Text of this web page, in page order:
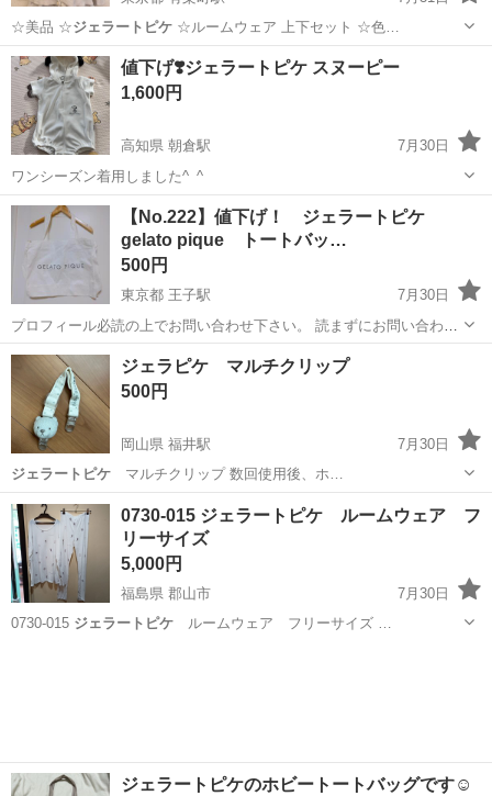
☆美品 ☆ジェラートピケ☆ルームウェア 上下セット ☆色…
東京 千代田区 有楽町駅 その他
値下げ❣️ジェラートピケ スヌーピー
1,600円
高知県 朝倉駅
7月30日
ワンシーズン着用しました^_^
高知 高知市 ベビー用品 ジェラートピケ
【No.222】値下げ！ ジェラートピケ
gelato pique トートバッ…
500円
東京都 王子駅
7月30日
プロフィール必読の上でお問い合わせ下さい。 読まずにお問い合わせ
いただいた場合は即ブロックします。 サイズ：横 約46cm、マチ
約14cm、高さ 約35cm 未使用品です。 喫煙者・ペットはおりませ
ん。...
東京 北区 ジェラートピケ
ジェラピケ マルチクリップ
500円
岡山県 福井駅
7月30日
ジェラートピケ
マルチクリップ 数回使用後、ホ…
岡山 倉敷市 ベビー用品 ジェラピケ
0730-015 ジェラートピケ ルームウェア フ
リーサイズ
5,000円
福島県 郡山市
7月30日
0730-015 ジェラートピケ ルームウェア フリーサイズ …
ジェラートピケのホビートートバッグです☺️